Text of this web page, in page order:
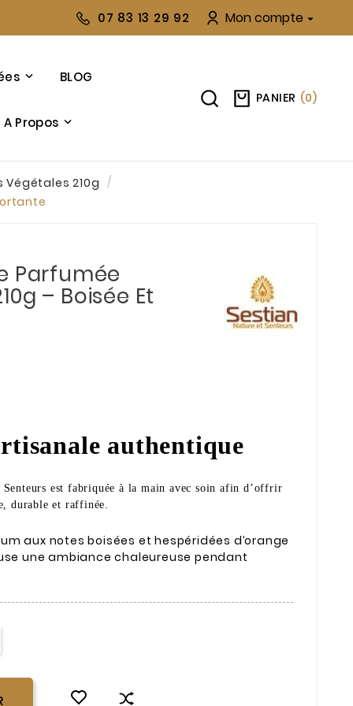
07 83 13 29 92 Mon compte 
BLOG
A Propos
PANIER (0)
Végétales 210g
Parfumée
– Boisée Et
authentique
Senteurs est fabriquée à la main avec soin afin d’offrir
durable et raffinée.
aux notes boisées et hespéridées d’orange
une ambiance chaleureuse pendant